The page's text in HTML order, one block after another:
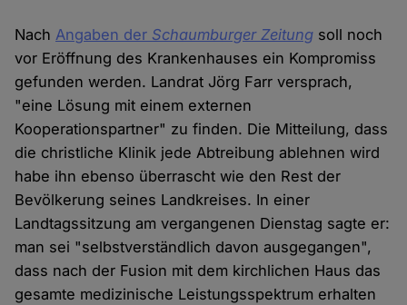
NachAngaben der Schaumburger Zeitung soll noch
vor Eröffnung des Krankenhauses ein Kompromiss
gefunden werden. Landrat Jörg Farr versprach,
"eine Lösung mit einem externen
Kooperationspartner" zu finden. Die Mitteilung, dass
die christliche Klinik jede Abtreibung ablehnen wird
habe ihn ebenso überrascht wie den Rest der
Bevölkerung seines Landkreises. In einer
Landtagssitzung am vergangenen Dienstag sagte er:
man sei "selbstverständlich davon ausgegangen",
dass nach der Fusion mit dem kirchlichen Haus das
gesamte medizinische Leistungsspektrum erhalten